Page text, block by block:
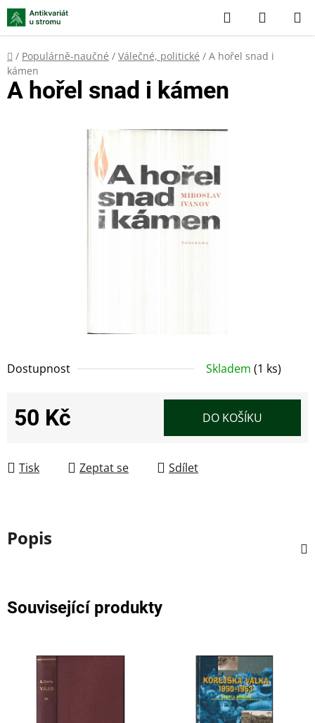
Přejít
na
obsah
Hledat
KOŠÍK
Domů
/ Populárně-naučné / Válečné, politické / A hořel snad i
kámen
Dostupnost Skladem (1 ks)
50 Kč DO KOŠÍKU
Tisk Zeptat se Sdílet
A hořel snad i kámen
Popis
Související produkty